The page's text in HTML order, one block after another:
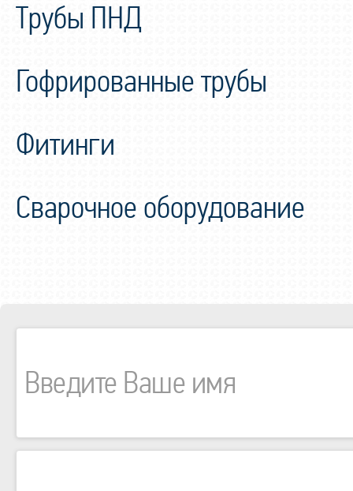
Трубы ПНД
Гофрированные трубы
Фитинги
Сварочное оборудование